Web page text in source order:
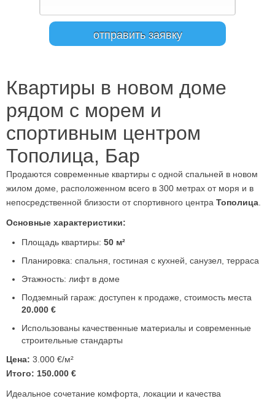
Квартиры в новом доме
рядом с морем и
спортивным центром
Тополица, Бар
Продаются современные квартиры с одной спальней в новом
жилом доме, расположенном всего в 300 метрах от моря и в
непосредственной близости от спортивного центра Тополица
Основные характеристики:
Площадь квартиры: 50 м²
Планировка: спальня, гостиная с кухней, санузел, терраса
Этажность: лифт в доме
Подземный гараж: доступен к продаже, стоимость места
20.000 €
Использованы качественные материалы и современные
строительные стандарты
Цена: 3.000 €/м²
Итого: 150.000 €
Идеальное сочетание комфорта, локации и качества